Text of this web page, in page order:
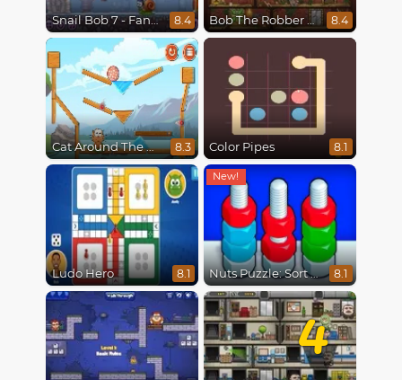
Snail Bob 7 - Fantasy Story 8.4 Bob The Robber 5 The Temple Adventure 8.4
Cat Around The World 8.3 Color Pipes 8.1
Ludo Hero 8.1 Nuts Puzzle: Sort By Color 8.1
4